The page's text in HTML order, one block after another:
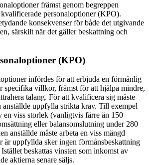
främst genom begreppen
personaloptioner (KPO).
konsekvenser för både det utgivande
särskilt när det gäller beskattning och
(KPO)
infördes för att erbjuda en förmånlig
specifika villkor, främst för att hjälpa mindre,
talang. För att kvalificera sig måste
anställde uppfylla strikta krav. Till exempel
en viss storlek (vanligtvis färre än 150
eller balansomslutning under 280
anställde måste arbeta en viss mängd
uppfyllda sker ingen förmånsbeskattning
beskattas vinsten som inkomst av
aktierna senare säljs.